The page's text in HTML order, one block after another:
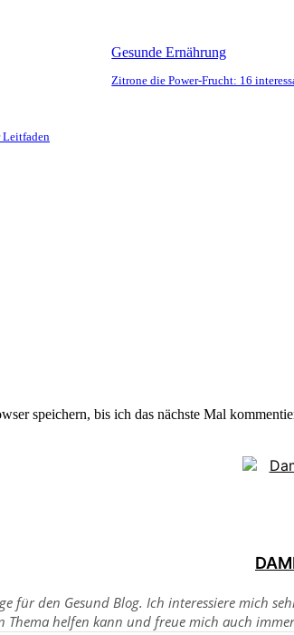
Gesunde Ernährung
Zitrone die Power-Frucht: 16
Leitfaden
speichern, bis ich das nächste Mal
für den Gesund Blog. Ich interessiere mich
helfen kann und freue mich auch